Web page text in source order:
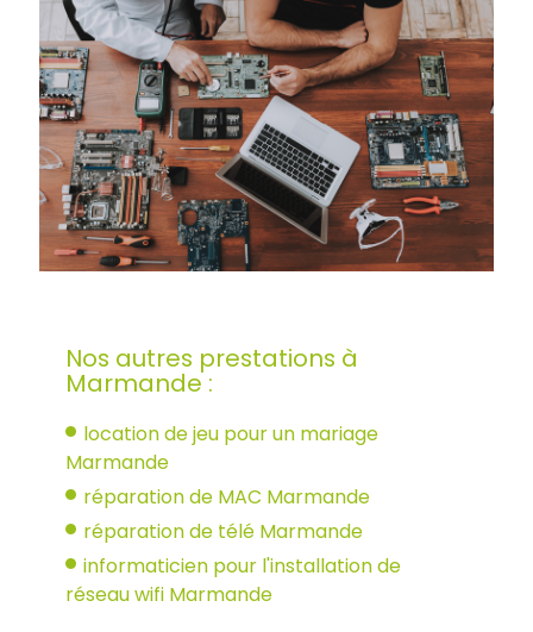
Nos autres prestations à
Marmande :
location de jeu pour un mariage
Marmande
réparation de MAC Marmande
réparation de télé Marmande
informaticien pour l'installation de
réseau wifi Marmande